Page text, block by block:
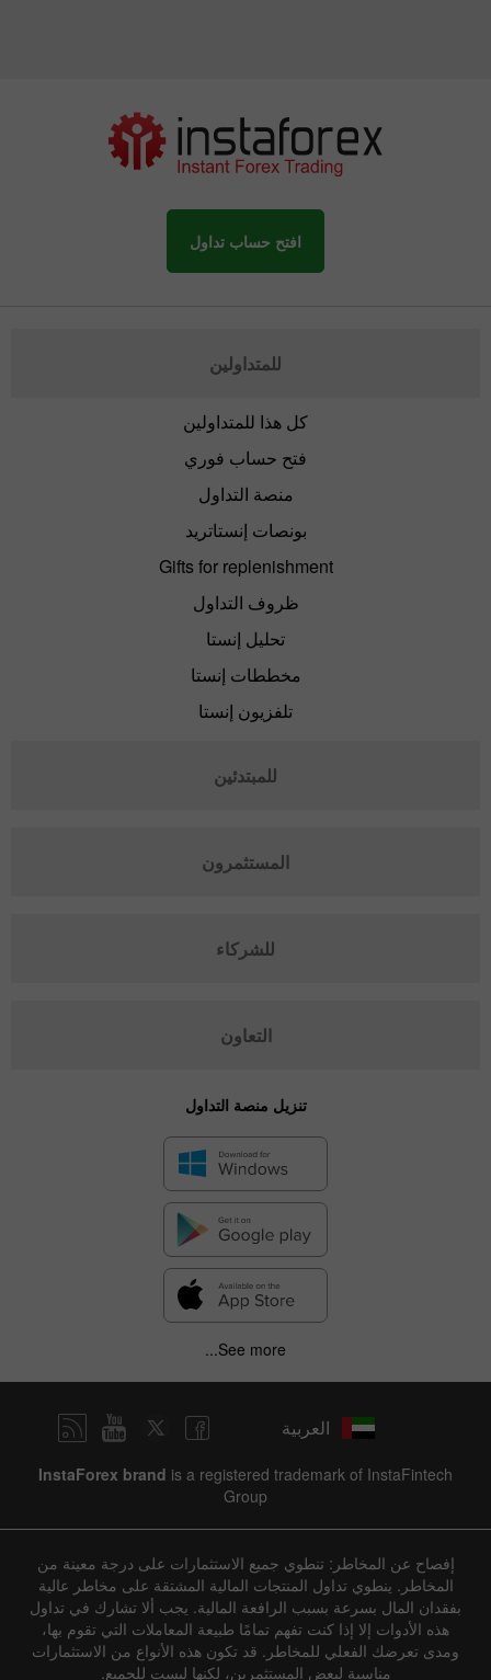
/
3 years
/
4 years
Actual
Forecast
Previous
|
Data not found
افتح حساب تداول
للمتداولين
كل هذا للمتداولين
فتح حساب فوري
منصة التداول
بونصات إنستاتريد
Gifts for replenishment
ظروف التداول
تحليل إنستا
مخططات إنستا
تلفزيون إنستا
للمبتدئين
المستثمرون
للشركاء
التعاون
تنزيل منصة التداول
See more...
العربية
InstaForex brand is a registered trademark of InstaFintech
Group
إفصاح عن المخاطر: تنطوي جميع الاستثمارات على درجة معينة من
المخاطر. ينطوي تداول المنتجات المالية المشتقة على مخاطر عالية
بفقدان المال بسرعة بسبب الرافعة المالية. يجب ألا تشارك في تداول
هذه الأدوات إلا إذا كنت تفهم تمامًا طبيعة المعاملات التي تقوم بها،
ومدى تعرضك الفعلي للمخاطر. قد تكون هذه الأنواع من الاستثمارات
مناسبة لبعض المستثمرين، لكنها ليست للجميع.